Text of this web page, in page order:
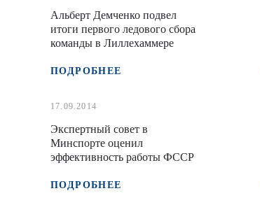
Альберт Демченко подвел
итоги первого ледового сбора
команды в Лиллехаммере
ПОДРОБНЕЕ
17.09.2014
Экспертный совет в
Минспорте оценил
эффективность работы ФССР
ПОДРОБНЕЕ